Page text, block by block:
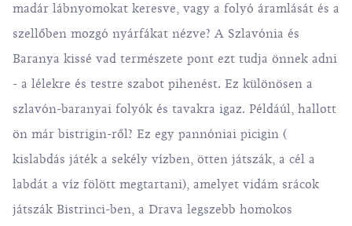
madár lábnyomokat keresve, vagy a folyó áramlását és a
szellőben mozgó nyárfákat nézve? A Szlavónia és
Baranya kissé vad természete pont ezt tudja önnek adni
- a lélekre és testre szabot pihenést. Ez különösen a
szlavón-baranyai folyók és tavakra igaz. Példáúl, hallott
ön már bistrigin-ről? Ez egy pannóniai picigin (
kislabdás játék a sekély vízben, ötten játszák, a cél a
labdát a víz fölött megtartani), amelyet vidám srácok
játszák Bistrinci-ben, a Drava legszebb homokos